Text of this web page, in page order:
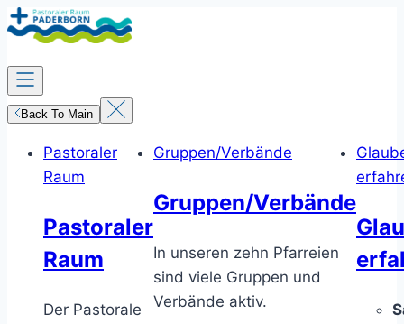
Zum
Inhalt
springen
Back To Main
Pastoraler
Raum
Pastoraler
Raum
Der Pastorale
Gruppen/Verbände
Gruppen/Verbände
In unseren zehn Pfarreien
sind viele Gruppen und
Verbände aktiv.